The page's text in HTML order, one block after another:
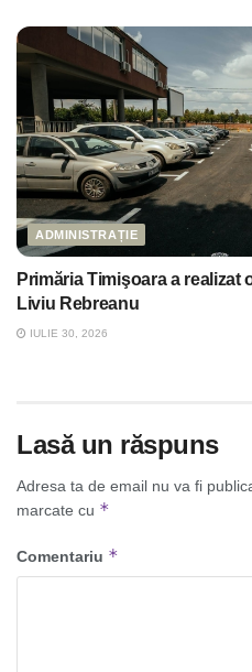
ADMINISTRAȚIE
Primăria Timişoara a realizat
Liviu Rebreanu
IULIE 30, 2026
Lasă un răspuns
Adresa ta de email nu va fi
marcate cu *
Comentariu *